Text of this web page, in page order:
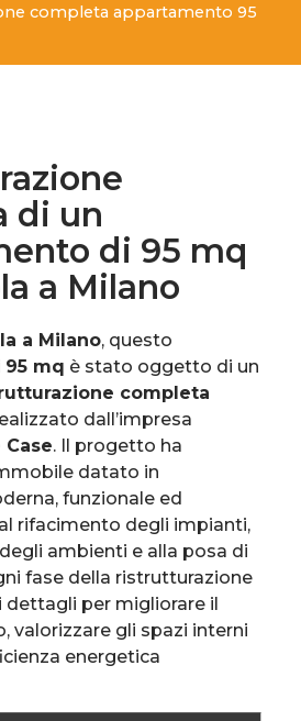
completa appartamento 95
di un
di 95 mq
a Milano
a Milano, questo
95 mq è stato oggetto di un
completa
dall’impresa
. Il progetto ha
datato in
funzionale ed
rifacimento degli impianti,
ambienti e alla posa di
fase della ristrutturazione
dettagli per migliorare il
valorizzare gli spazi interni
energetica